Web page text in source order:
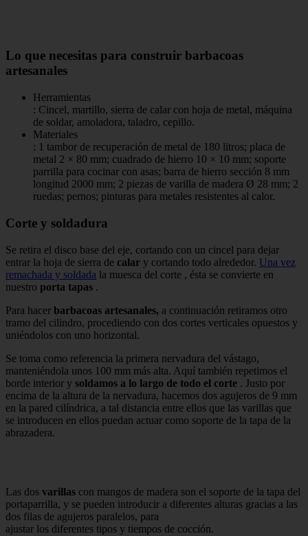
Lo que necesitas para construir barbacoas
artesanales
Herramientas
: Cincel, martillo, sierra de calar con hoja de metal, máquina
de soldar, amoladora, taladro, cepillo.
Materiales
: 1 tambor de recuperación de metal de 180 litros; placa de
metal 2 × 80 mm; cuadrado de hierro 10 × 10 mm; soporte
parrilla para cocinar con asas; barra de hierro sección 8 mm
longitud 2000 mm; 2 piezas de varilla de madera Ø 28 mm; 2
ruedas; pernos; pinturas para metales resistentes al calor.
Corte y soldadura
Se retira el disco base del eje, cortando con un cincel para dejar
entrar la hoja de sierra de calar y cortando todo alrededor. Una vez
remachada y soldada la muesca del corte , ésta se convierte en
nuestro porta tapas .
Para hacer barbacoas artesanales, a continuación retiramos otro
tramo del cilindro, procediendo con dos cortes verticales opuestos y
uniéndolos con uno horizontal.
Se toma como referencia la primera nervadura del vástago,
manteniéndola unos 100 mm más alta. Aquí también repetimos el
borde interior y soldamos a lo largo de todo el corte . Justo por
encima de la altura de la nervadura, hacemos dos agujeros de 9 mm
en la pared cilíndrica, a tal distancia entre ellos que las varillas que
se introducen en ellos puedan actuar como soporte de la tapa de la
abrazadera.
Las dos varillas con mangos de madera son el soporte de la tapa del
portaparrilla, y se pueden introducir a diferentes alturas gracias a las
dos filas de agujeros paralelos, para
ajustar los diferentes tipos y tiempos de cocción.